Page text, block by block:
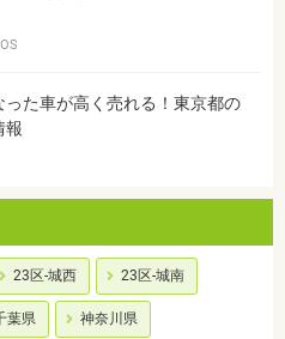
った車が高く売れる！東京都の
報
23区-城西 23区-城南
葉県 神奈川県